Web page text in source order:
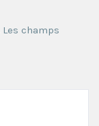
Les champs